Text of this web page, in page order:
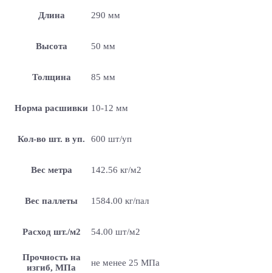
Длина 290 мм
Высота 50 мм
Толщина 85 мм
Норма расшивки 10-12 мм
Кол-во шт. в уп. 600 шт/уп
Вес метра 142.56 кг/м2
Вес паллеты 1584.00 кг/пал
Расход шт./м2 54.00 шт/м2
Прочность на
изгиб, МПа
не менее 25 МПа